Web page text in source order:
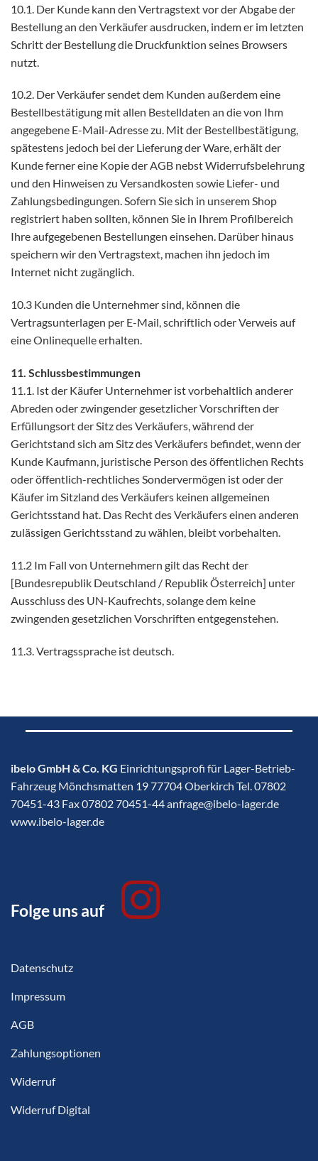
10.1. Der Kunde kann den Vertragstext vor der Abgabe der
Bestellung an den Verkäufer ausdrucken, indem er im letzten
Schritt der Bestellung die Druckfunktion seines Browsers
nutzt.
10.2. Der Verkäufer sendet dem Kunden außerdem eine
Bestellbestätigung mit allen Bestelldaten an die von Ihm
angegebene E-Mail-Adresse zu. Mit der Bestellbestätigung,
spätestens jedoch bei der Lieferung der Ware, erhält der
Kunde ferner eine Kopie der AGB nebst Widerrufsbelehrung
und den Hinweisen zu Versandkosten sowie Liefer- und
Zahlungsbedingungen. Sofern Sie sich in unserem Shop
registriert haben sollten, können Sie in Ihrem Profilbereich
Ihre aufgegebenen Bestellungen einsehen. Darüber hinaus
speichern wir den Vertragstext, machen ihn jedoch im
Internet nicht zugänglich.
10.3 Kunden die Unternehmer sind, können die
Vertragsunterlagen per E-Mail, schriftlich oder Verweis auf
eine Onlinequelle erhalten.
11. Schlussbestimmungen
11.1. Ist der Käufer Unternehmer ist vorbehaltlich anderer
Abreden oder zwingender gesetzlicher Vorschriften der
Erfüllungsort der Sitz des Verkäufers, während der
Gerichtstand sich am Sitz des Verkäufers befindet, wenn der
Kunde Kaufmann, juristische Person des öffentlichen Rechts
oder öffentlich-rechtliches Sondervermögen ist oder der
Käufer im Sitzland des Verkäufers keinen allgemeinen
Gerichtsstand hat. Das Recht des Verkäufers einen anderen
zulässigen Gerichtsstand zu wählen, bleibt vorbehalten.
11.2 Im Fall von Unternehmern gilt das Recht der
[Bundesrepublik Deutschland / Republik Österreich] unter
Ausschluss des UN-Kaufrechts, solange dem keine
zwingenden gesetzlichen Vorschriften entgegenstehen.
11.3. Vertragssprache ist deutsch.
ibelo GmbH & Co. KG Einrichtungsprofi für Lager-Betrieb-
Fahrzeug Mönchsmatten 19 77704 Oberkirch Tel. 07802
70451-43 Fax 07802 70451-44 anfrage@ibelo-lager.de
www.ibelo-lager.de
Folge uns auf
Datenschutz
Impressum
AGB
Zahlungsoptionen
Widerruf
Widerruf Digital